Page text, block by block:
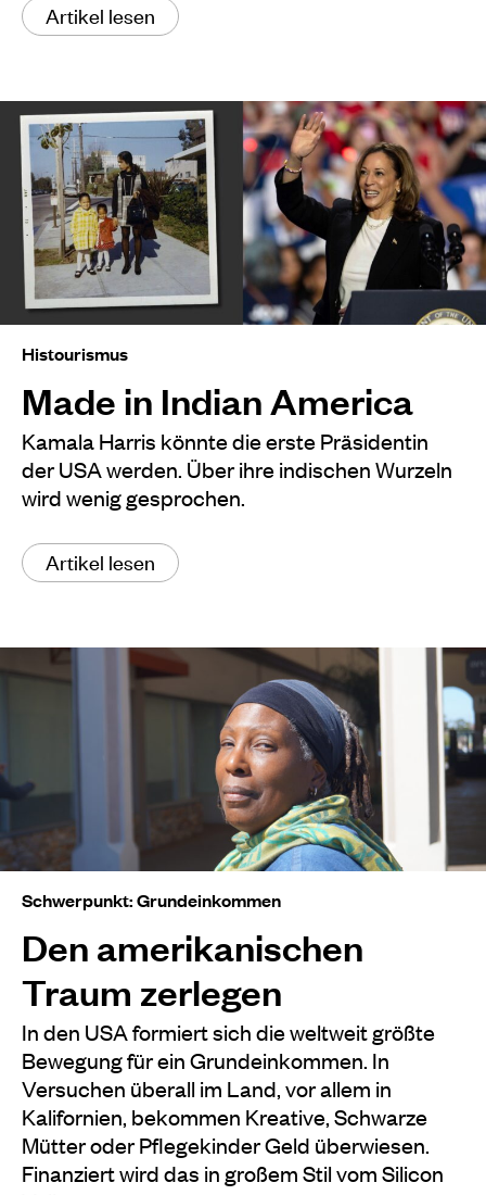
Artikel lesen
Histourismus
Made in Indian America
Kamala Harris könnte die erste Präsidentin
der USA werden. Über ihre indischen Wurzeln
wird wenig gesprochen.
Artikel lesen
Schwerpunkt: Grundeinkommen
Den amerikanischen
Traum zerlegen
In den USA formiert sich die weltweit größte
Bewegung für ein Grundeinkommen. In
Versuchen überall im Land, vor allem in
Kalifornien, bekommen Kreative, Schwarze
Mütter oder Pflegekinder Geld überwiesen.
Finanziert wird das in großem Stil vom Silicon